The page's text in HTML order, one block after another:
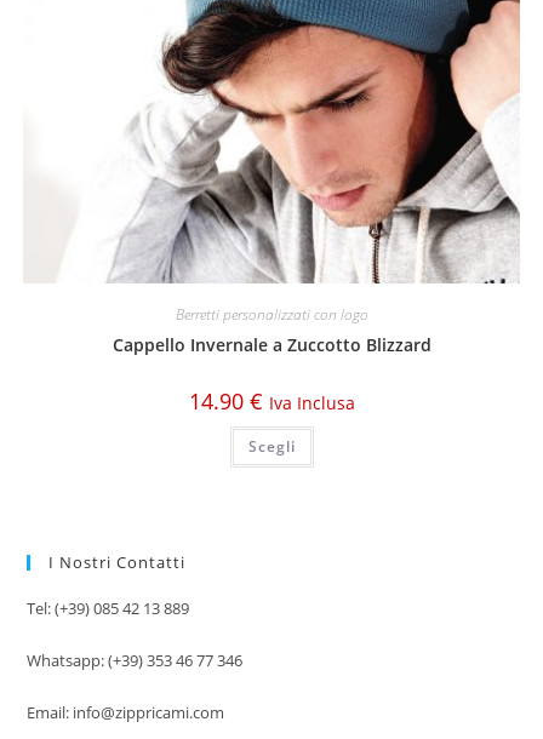
Berretti personalizzati con logo
Cappello Invernale a Zuccotto Blizzard
14.90 € Iva Inclusa
Scegli
I Nostri Contatti
Tel: (+39) 085 42 13 889
Whatsapp: (+39) 353 46 77 346
Email: info@zippricami.com